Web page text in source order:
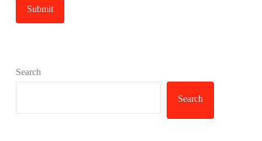
Search
Search